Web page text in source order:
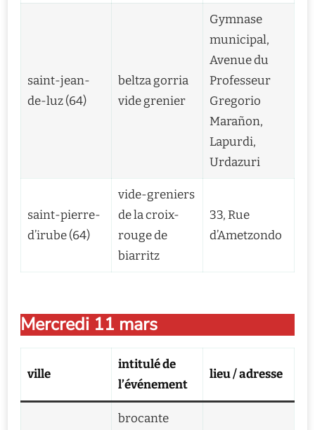
saint-jean-
de-luz (64)
beltza gorria
vide grenier
Gymnase
municipal,
Avenue du
Professeur
Gregorio
Marañon,
Lapurdi,
Urdazuri
saint-pierre-
d’irube (64)
vide-greniers
de la croix-
rouge de
biarritz
33, Rue
d’Ametzondo
Mercredi 11 mars
ville
intitulé de
l’événement
lieu / adresse
brocante